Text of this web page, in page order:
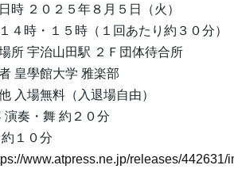
時 ２０２５年８月５日（火）
４時・１５時（１回あたり約３０分）
所 宇治山田駅 ２Ｆ団体待合所
皇學館大学 雅楽部
入場無料（入退場自由）
演奏・舞 約２０分
１０分
www.atpress.ne.jp/releases/442631/